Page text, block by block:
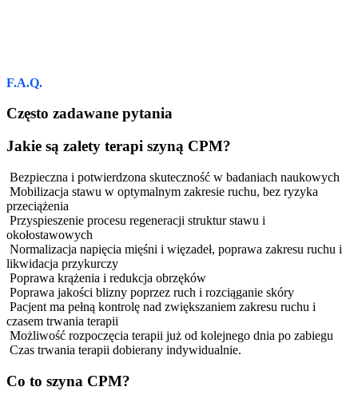
F.A.Q.
Często zadawane pytania
Jakie są zalety terapi szyną CPM?
Bezpieczna i potwierdzona skuteczność w badaniach naukowych
Mobilizacja stawu w optymalnym zakresie ruchu, bez ryzyka
przeciążenia
Przyspieszenie procesu regeneracji struktur stawu i
okołostawowych
Normalizacja napięcia mięśni i więzadeł, poprawa zakresu ruchu i
likwidacja przykurczy
Poprawa krążenia i redukcja obrzęków
Poprawa jakości blizny poprzez ruch i rozciąganie skóry
Pacjent ma pełną kontrolę nad zwiększaniem zakresu ruchu i
czasem trwania terapii
Możliwość rozpoczęcia terapii już od kolejnego dnia po zabiegu
Czas trwania terapii dobierany indywidualnie.
Co to szyna CPM?